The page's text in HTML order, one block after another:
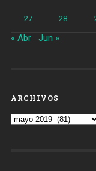
27 28
« Abr Jun »
ARCHIVOS
Archivos